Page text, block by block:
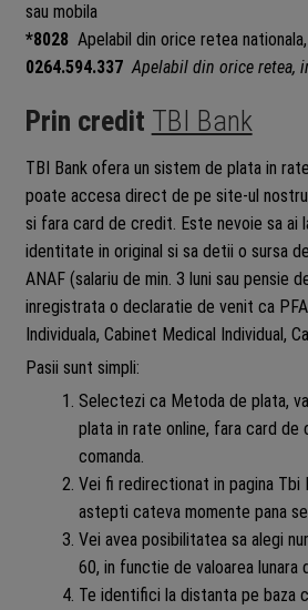
sau mobila
*8028 Apelabil din orice retea
0264.594.337 Apelabil din orice retea,
Prin credit TBI Bank
TBI Bank ofera un sistem de plata in
poate accesa direct de pe site-ul
si fara card de credit. Este nevoie sa ai
identitate in original si sa detii o sursa
ANAF (salariu de min. 3 luni sau pensie
inregistrata o declaratie de venit ca
Individuala, Cabinet Medical Individual,
Pasii sunt simpli:
Selectezi ca Metoda de plata,
plata in rate online, fara card de
comanda.
Vei fi redirectionat in pagina Tbi
astepti cateva momente pana
Vei avea posibilitatea sa alegi
60, in functie de valoarea lunara
Te identifici la distanta pe baza